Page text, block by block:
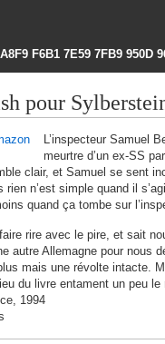
F6B1 7E59 7FB9 950D
pour
L’inspecteur Samuel
meurtre d’un ex-SS
clair, et Samuel se sent
rien n’est simple quand il
quand ça tombe sur
rire avec le pire, et sait
autre Allemagne pour nous
mais une révolte intacte.
du livre entament un peu le
1994